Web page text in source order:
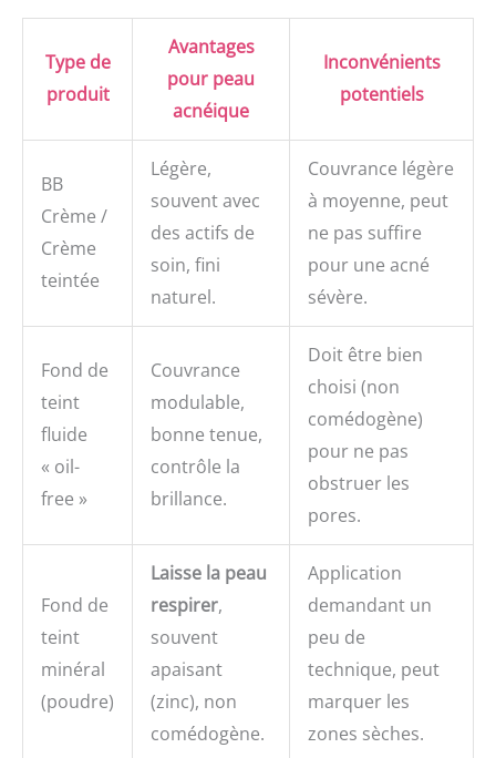
sur tout le visage. Plusieurs utilisations et plusieurs
façons d'appliquer. Choisissez ce qui fonctionne le
mieux pour vous! STAY WILD: Nous sommes le
partenaire de confiance des amateurs de maquillage de
tout âge, de toute ethnie et de tout statut économique.
Peu importe qui tu es ou où tu te trouves dans ta vie, la
Type de
produit
Avantages
pour peau
acnéique
Inconvénients
potentiels
BB
Crème /
Crème
teintée
Légère,
souvent avec
des actifs de
soin, fini
naturel.
Couvrance légère
à moyenne, peut
ne pas suffire
pour une acné
sévère.
Fond de
teint
fluide
« oil-
free »
Couvrance
modulable,
bonne tenue,
contrôle la
brillance.
Doit être bien
choisi (non
comédogène)
pour ne pas
obstruer les
pores.
Fond de
teint
minéral
(poudre)
Laisse la peau
respirer,
souvent
apaisant
(zinc), non
comédogène.
Application
demandant un
peu de
technique, peut
marquer les
zones sèches.